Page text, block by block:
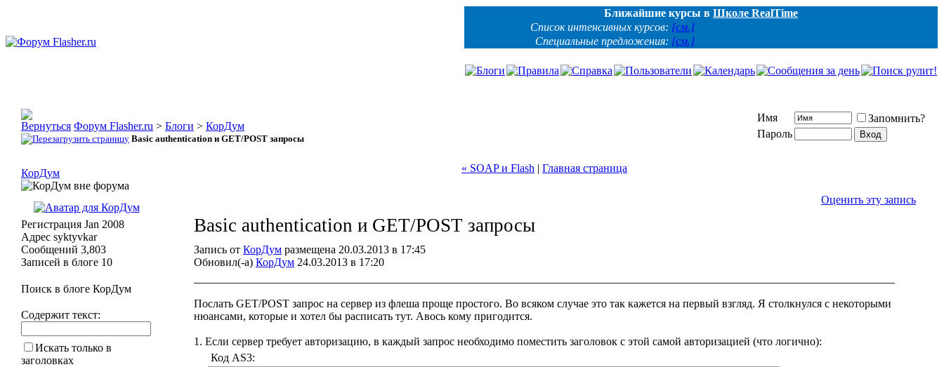
Ближайшие курсы в Школе RealTime
Список интенсивных курсов: [см.]
Специальные предложения: [см.]
Форум Flasher.ru > Блоги > КорДум
Basic authentication и GET/POST запросы
Имя
Запомнить?
Пароль
« SOAP и Flash | Главная страница
Оценить эту запись
Basic authentication и GET/POST запросы
Запись от КорДум размещена 20.03.2013 в 17:45
Обновил(-а) КорДум 24.03.2013 в 17:20
Послать GET/POST запрос на сервер из флеша проще простого. Во всяком случае это так кажется на первый взгляд. Я столкнулся с некоторыми
нюансами, которые и хотел бы расписать тут. Авось кому пригодится.
1. Если сервер требует авторизацию, в каждый запрос необходимо поместить заголовок с этой самой авторизацией (что логично):
Код AS3:
КорДум
Регистрация Jan 2008
Адрес syktyvkar
Сообщений 3,803
Записей в блоге 10
Поиск в блоге КорДум
Содержит текст:
Искать только в
заголовках